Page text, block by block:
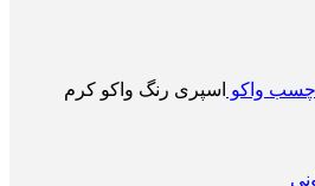
واکو اسپری رنگ واکو کرم